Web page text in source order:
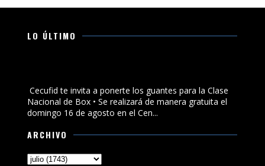
LO ÚLTIMO
Cecufid te invita a ponerte los guantes para la Clase
Nacional de Box • Se realizará de manera gratuita el
domingo 16 de agosto en el Cen...
ARCHIVO